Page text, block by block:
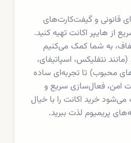
قانونی و گیفت‌کارت‌های
از هایپر اکانت تهیه کنید.
به شما کمک می‌کنیم
نتفلیکس، اسپاتیفای،
سرویس‌های محبوب) تا تجربه‌ای ساده
امن، فعال‌سازی سریع و
خرید اکانت را با خیال
پریمیوم لذت ببرید.